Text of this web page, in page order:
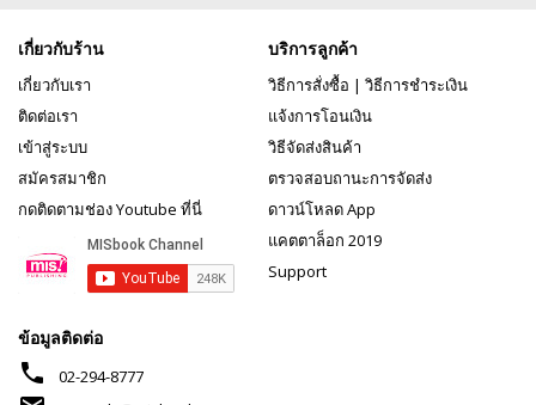
เกี่ยวกับร้าน
เกี่ยวกับเรา
ติดต่อเรา
เข้าสู่ระบบ
สมัครสมาชิก
กดติดตามช่อง Youtube ที่นี่
บริการลูกค้า
วิธีการสั่งซื้อ | วิธีการชำระเงิน
แจ้งการโอนเงิน
วิธีจัดส่งสินค้า
ตรวจสอบถานะการจัดส่ง
ดาวน์โหลด App
แคตตาล็อก 2019
Support
ข้อมูลติดต่อ
phone 02-294-8777